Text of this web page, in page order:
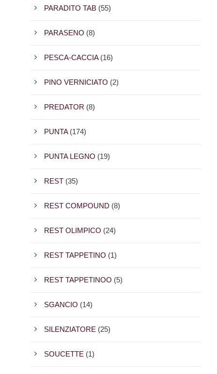
PARADITO TAB (55)
PARASENO (8)
PESCA-CACCIA (16)
PINO VERNICIATO (2)
PREDATOR (8)
PUNTA (174)
PUNTA LEGNO (19)
REST (35)
REST COMPOUND (8)
REST OLIMPICO (24)
REST TAPPETINO (1)
REST TAPPETINOO (5)
SGANCIO (14)
SILENZIATORE (25)
SOUCETTE (1)